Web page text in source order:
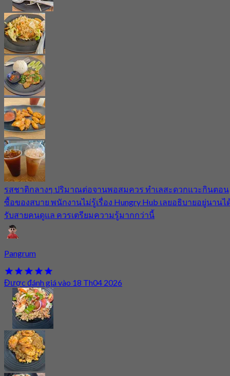
รสชาติกลางๆ ปริมาณต่อจานพอสมควร ทำเลสะดวกแวะกินตอน
ซื้อของสบาย พนักงานไม่รู้เรื่อง Hungry Hub เลยอธิบายอยู่นานไ
รับสายคนดูแล ควรเตรียมความรู้มากกว่านี้
Pangrum
Được đánh giá vào 18 Th04 2026